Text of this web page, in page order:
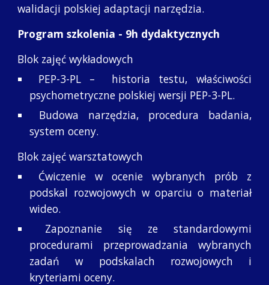
walidacji polskiej adaptacji narzędzia.
Program szkolenia - 9h dydaktycznych
Blok zajęć wykładowych
PEP-3-PL – historia testu, właściwości
psychometryczne polskiej wersji PEP-3-PL.
Budowa narzędzia, procedura badania,
system oceny.
Blok zajęć warsztatowych
Ćwiczenie w ocenie wybranych prób z
podskal rozwojowych w oparciu o materiał
wideo.
Zapoznanie się ze standardowymi
procedurami przeprowadzania wybranych
zadań w podskalach rozwojowych i
kryteriami oceny.